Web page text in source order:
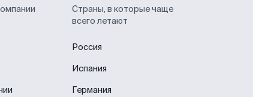
Страны, в которые чаще
всего летают
Россия
Испания
Германия